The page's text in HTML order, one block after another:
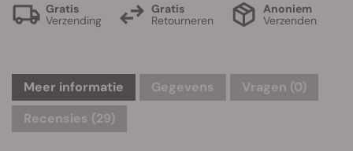
Gratis
Verzending
Gratis
Retourneren
Anoniem
Verzenden
Meer informatie Gegevens Vragen (0)
Recensies (29)